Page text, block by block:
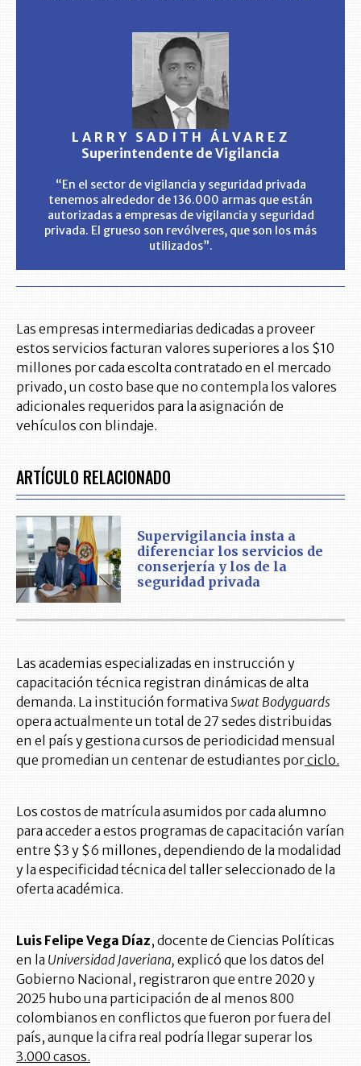
LARRY SADITH ÁLVAREZ
Superintendente de Vigilancia
“En el sector de vigilancia y seguridad privada
tenemos alrededor de 136.000 armas que están
autorizadas a empresas de vigilancia y seguridad
privada. El grueso son revólveres, que son los más
utilizados”.
Las empresas intermediarias dedicadas a proveer
estos servicios facturan valores superiores a los $10
millones por cada escolta contratado en el mercado
privado, un costo base que no contempla los valores
adicionales requeridos para la asignación de
vehículos con blindaje.
ARTÍCULO RELACIONADO
Supervigilancia insta a
diferenciar los servicios de
conserjería y los de la
seguridad privada
Las academias especializadas en instrucción y
capacitación técnica registran dinámicas de alta
demanda. La institución formativa Swat Bodyguards
opera actualmente un total de 27 sedes distribuidas
en el país y gestiona cursos de periodicidad mensual
que promedian un centenar de estudiantes porciclo.
Los costos de matrícula asumidos por cada alumno
para acceder a estos programas de capacitación varían
entre $3 y $6 millones, dependiendo de la modalidad
y la especificidad técnica del taller seleccionado de la
oferta académica.
Luis Felipe Vega Díaz, docente de Ciencias Políticas
en la Universidad Javeriana, explicó que los datos del
Gobierno Nacional, registraron que entre 2020 y
2025 hubo una participación de al menos 800
colombianos en conflictos que fueron por fuera del
país, aunque la cifra real podría llegar superar los
3.000 casos.